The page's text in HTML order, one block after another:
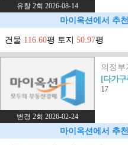
유찰 2회 2026-08-14
마이옥션에서 추
건물 116.60평 토지 50.97평
변경 2회 2026-02-24
의정부
[다가
17
마이옥션에서 추